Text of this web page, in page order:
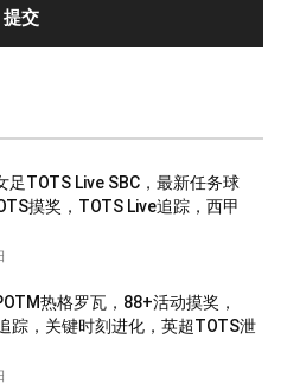
足TOTS Live SBC，最新任务球
摸奖，TOTS Live追踪，西甲
热格罗瓦，88+活动摸奖，
踪，关键时刻进化，英超TOTS泄